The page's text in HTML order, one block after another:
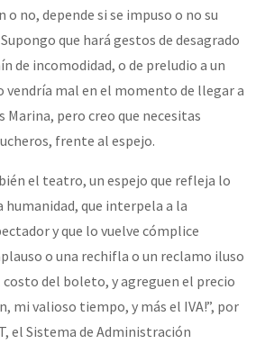
no, depende si se impuso o no su
que hará gestos de desagrado
de incomodidad, o de preludio a un
mal en el momento de llegar a
Marina, pero creo que necesitas
frente al espejo.
el teatro, un espejo que refleja lo
humanidad, que interpela a la
y que lo vuelve cómplice
o una rechifla o un reclamo iluso
costo del boleto, y agreguen el precio
mi valioso tiempo, y más el IVA!”, por
el Sistema de Administración